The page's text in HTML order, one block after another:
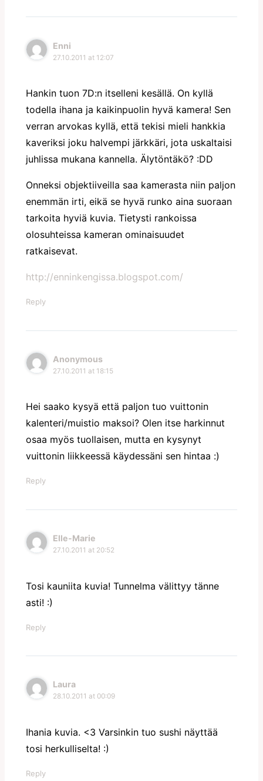
Enni
27.10.2011 at 12:07
Hankin tuon 7D:n itselleni kesällä. On kyllä
todella ihana ja kaikinpuolin hyvä kamera! Sen
verran arvokas kyllä, että tekisi mieli hankkia
kaveriksi joku halvempi järkkäri, jota uskaltaisi
juhlissa mukana kannella. Älytöntäkö? :DD
Onneksi objektiiveilla saa kamerasta niin paljon
enemmän irti, eikä se hyvä runko aina suoraan
tarkoita hyviä kuvia. Tietysti rankoissa
olosuhteissa kameran ominaisuudet
ratkaisevat.
http://enninkengissa.blogspot.com/
Reply
Anonymous
27.10.2011 at 18:15
Hei saako kysyä että paljon tuo vuittonin
kalenteri/muistio maksoi? Olen itse harkinnut
osaa myös tuollaisen, mutta en kysynyt
vuittonin liikkeessä käydessäni sen hintaa :)
Reply
Elle-Marie
27.10.2011 at 20:52
Tosi kauniita kuvia! Tunnelma välittyy tänne
asti! :)
Reply
Laura
28.10.2011 at 00:09
Ihania kuvia. <3 Varsinkin tuo sushi näyttää
tosi herkulliselta! :)
Reply